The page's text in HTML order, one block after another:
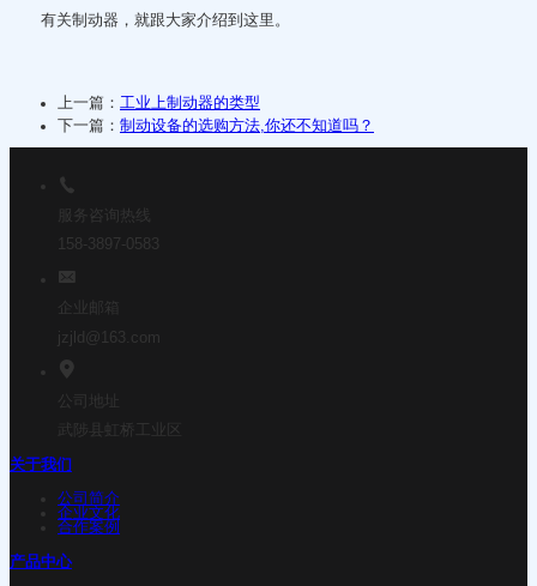
有关制动器，就跟大家介绍到这里。
上一篇： 工业上制动器的类型
下一篇： 制动设备的选购方法,你还不知道吗？
服务咨询热线
158-3897-0583
企业邮箱
jzjld@163.com
公司地址
武陟县虹桥工业区
关于我们
公司简介
企业文化
合作案例
产品中心